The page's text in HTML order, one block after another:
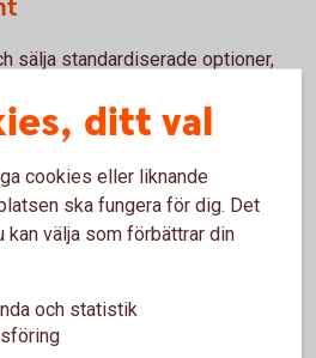
sälja standardiserade optioner,
(långa köp- och säljoptioner).
Swedbank/Sparbankernas
ditt val
cookies eller liknande
ska fungera för dig. Det
kan välja som förbättrar din
och statistik